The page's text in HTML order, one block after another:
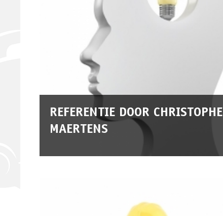
REFERENTIE DOOR CHRISTOPHE
MAERTENS